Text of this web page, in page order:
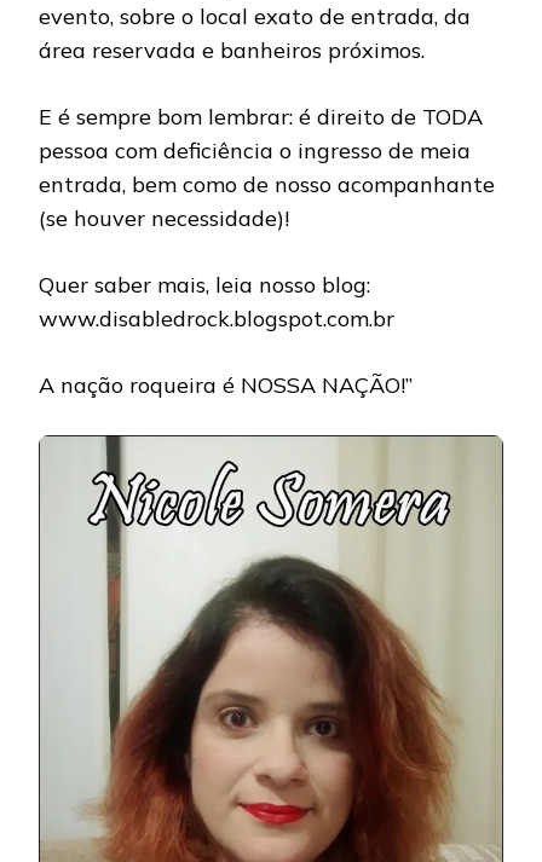
evento, sobre o local exato de entrada, da
área reservada e banheiros próximos.
E é sempre bom lembrar: é direito de TODA
pessoa com deficiência o ingresso de meia
entrada, bem como de nosso acompanhante
(se houver necessidade)!
Quer saber mais, leia nosso blog:
www.disabledrock.blogspot.com.br
A nação roqueira é NOSSA NAÇÃO!”